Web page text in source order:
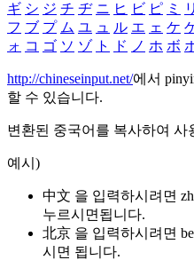
ギ シ ジ チ ヂ ニ ヒ ビ ピ ミ リ
フ ブ プ ム ユ ュ ル エ ェ ケ
ォ コ ゴ ソ ゾ ト ド ノ ホ ボ
http://chineseinput.net/에서
할 수 있습니다.
변환된 중국어를 복사하여 사
예시)
中文 을 입력하시려면
누르시면됩니다.
北京 을 입력하시려면
시면 됩니다.